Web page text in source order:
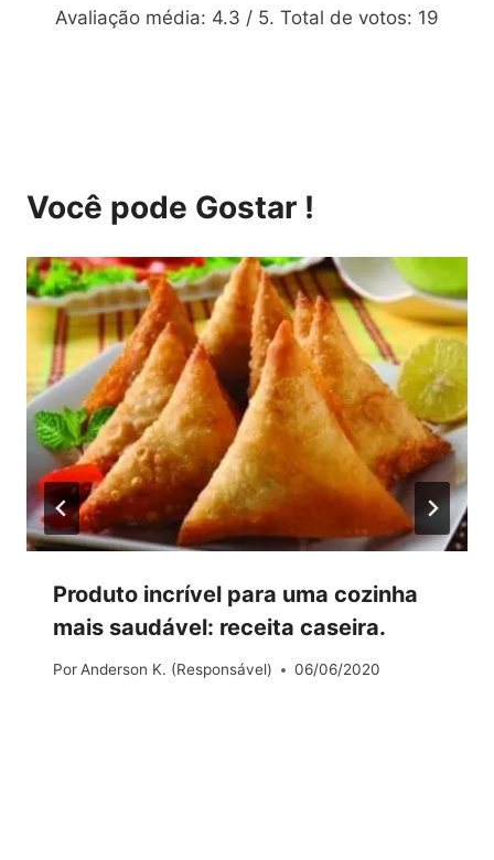
Avaliação média: 4.3 / 5. Total de votos: 19
Você pode Gostar !
Produto incrível para uma cozinha
mais saudável: receita caseira.
PorAnderson K. (Responsável) 06/06/2020